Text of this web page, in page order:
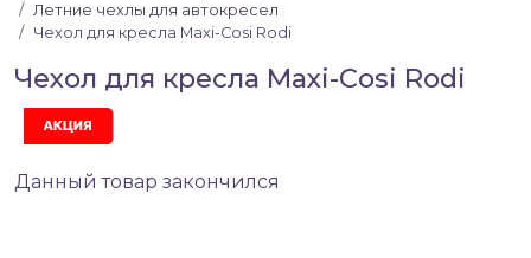
Летние чехлы для автокресел
Чехол для кресла Maxi-Cosi Rodi
Чехол для кресла Maxi-Cosi Rodi
Данный товар закончился